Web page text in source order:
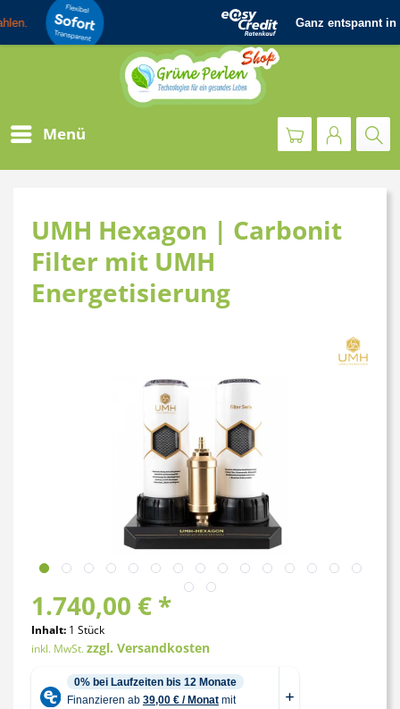
Menü
UMH Hexagon | Carbonit
Filter mit UMH
Energetisierung
1.740,00 € *
Inhalt: 1 Stück
inkl. MwSt.zzgl. Versandkosten